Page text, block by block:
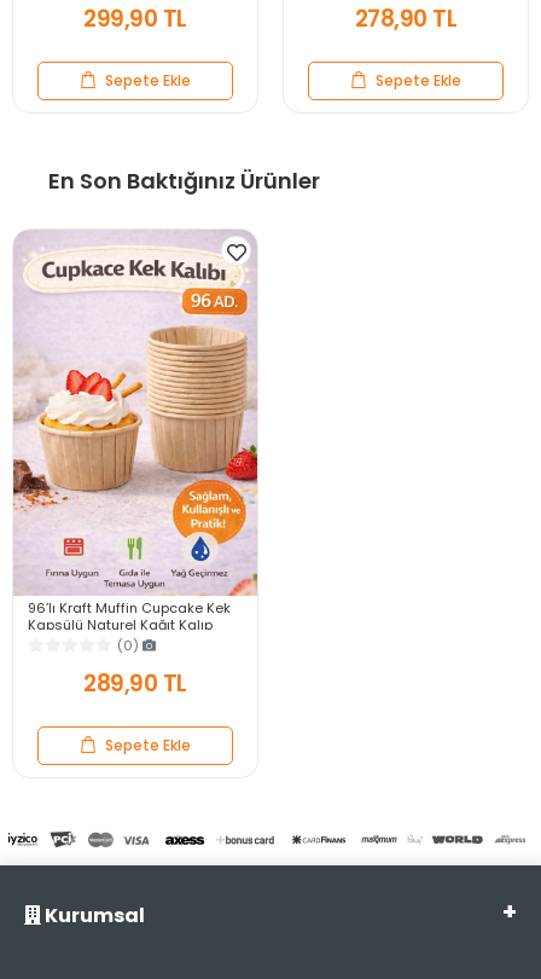
299,90 TL
Sepete Ekle
278,90 TL
Sepete Ekle
En Son Baktığınız Ürünler
96’lı Kraft Muffin Cupcake Kek
Kapsülü Naturel Kağıt Kalıp
Konsept Parti Airfryer ve Fırın
(0)
289,90 TL
Sepete Ekle
Kurumsal